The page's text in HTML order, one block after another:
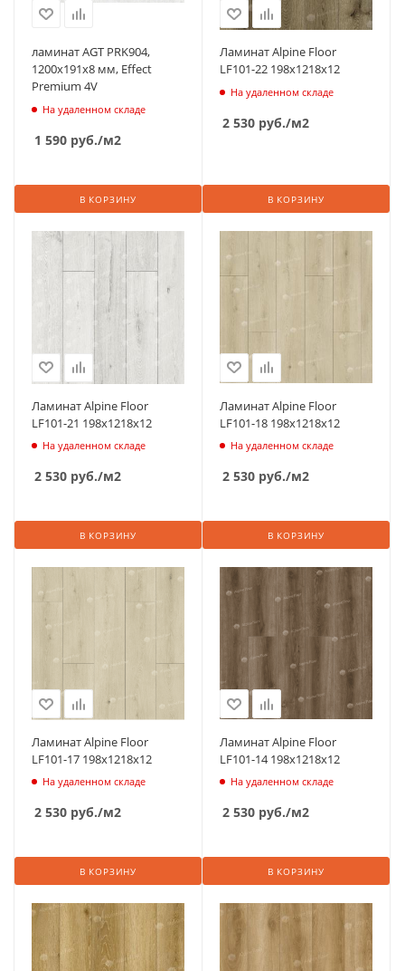
ламинат AGT PRK904,
1200х191х8 мм, Effect
Premium 4V
На удаленном складе
1 590 руб./м2
В КОРЗИНУ
Ламинат Alpine Floor
LF101-22 198х1218х12
На удаленном складе
2 530 руб./м2
В КОРЗИНУ
Ламинат Alpine Floor
LF101-21 198х1218х12
На удаленном складе
2 530 руб./м2
В КОРЗИНУ
Ламинат Alpine Floor
LF101-18 198х1218х12
На удаленном складе
2 530 руб./м2
В КОРЗИНУ
Ламинат Alpine Floor
LF101-17 198х1218х12
На удаленном складе
2 530 руб./м2
В КОРЗИНУ
Ламинат Alpine Floor
LF101-14 198х1218х12
На удаленном складе
2 530 руб./м2
В КОРЗИНУ